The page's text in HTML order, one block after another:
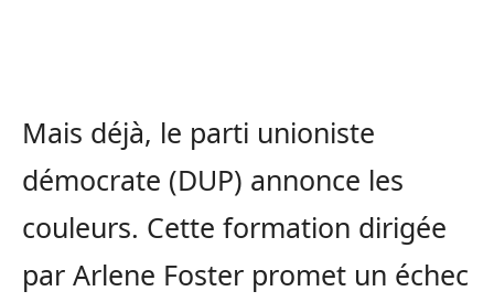
Mais déjà, le parti unioniste
démocrate (DUP) annonce les
couleurs. Cette formation dirigée
par Arlene Foster promet un échec